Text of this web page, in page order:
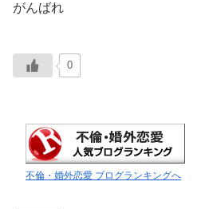
がんばれ
0
不倫・婚外恋愛 ブログランキングへ